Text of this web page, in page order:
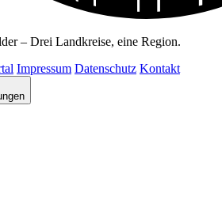
– Drei Landkreise, eine Region.
Impressum Datenschutz Kontakt